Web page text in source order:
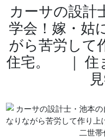
カーサの設計
学会！嫁・姑
がら苦労して
住宅。 ｜ 住